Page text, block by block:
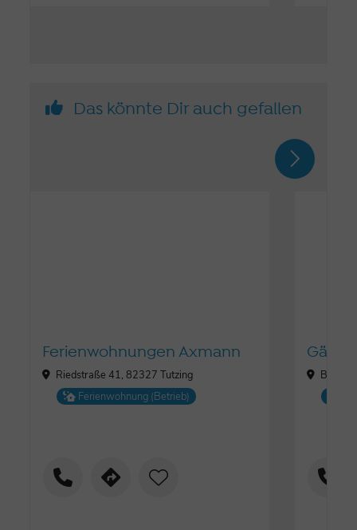
Das könnte Dir auch gefallen
Ferienwohnungen Axmann
Riedstraße 41, 82327 Tutzing
Ferienwohnung (Betrieb)